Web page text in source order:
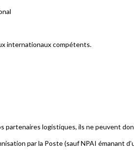
internationaux compétents.
partenaires logistiques, ils ne peuvent
par la Poste (sauf NPAI émanant